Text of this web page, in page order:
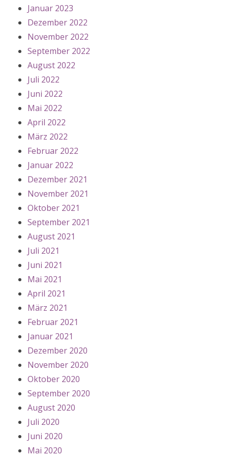
Januar 2023
Dezember 2022
November 2022
September 2022
August 2022
Juli 2022
Juni 2022
Mai 2022
April 2022
März 2022
Februar 2022
Januar 2022
Dezember 2021
November 2021
Oktober 2021
September 2021
August 2021
Juli 2021
Juni 2021
Mai 2021
April 2021
März 2021
Februar 2021
Januar 2021
Dezember 2020
November 2020
Oktober 2020
September 2020
August 2020
Juli 2020
Juni 2020
Mai 2020